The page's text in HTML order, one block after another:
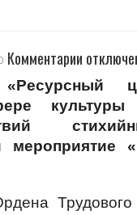
Комментарии записи
культуры
мероприятие